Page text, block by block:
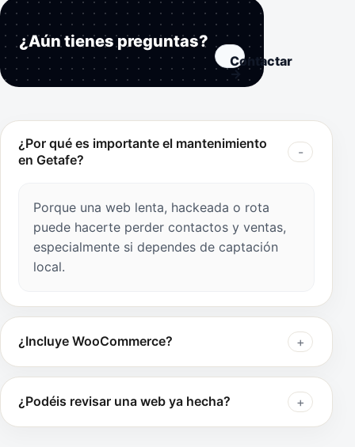
¿Aún tienes preguntas?
Contactar
→
¿Por qué es importante el mantenimiento
en Getafe?
Porque una web lenta, hackeada o rota
puede hacerte perder contactos y ventas,
especialmente si dependes de captación
local.
¿Incluye WooCommerce?
¿Podéis revisar una web ya hecha?